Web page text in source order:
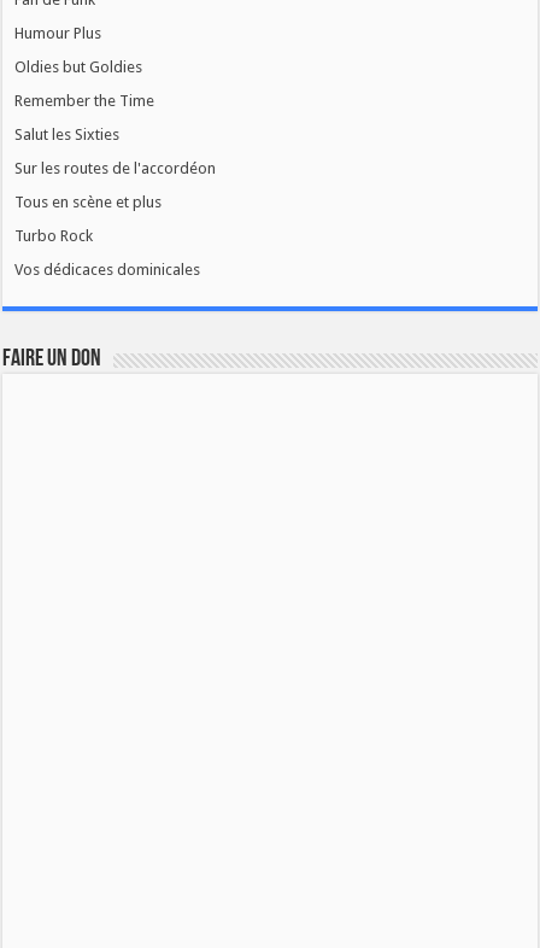
Humour Plus
Oldies but Goldies
Remember the Time
Salut les Sixties
Sur les routes de l'accordéon
Tous en scène et plus
Turbo Rock
Vos dédicaces dominicales
FAIRE UN DON